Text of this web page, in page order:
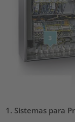
1. Sistemas para